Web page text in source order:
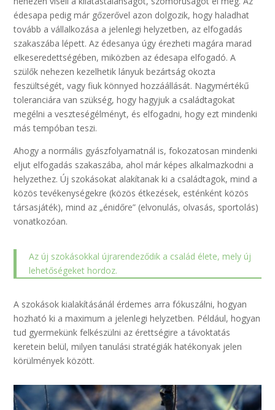
édesapa pedig már gőzerővel azon dolgozik, hogy haladhat
tovább a vállalkozása a jelenlegi helyzetben, az elfogadás
szakaszába lépett. Az édesanya úgy érezheti magára marad
elkeseredettségében, miközben az édesapa elfogadó. A
szülők nehezen kezelhetik lányuk bezártság okozta
feszültségét, vagy fiuk könnyed hozzáállását. Nagymértékű
toleranciára van szükség, hogy hagyjuk a családtagokat
megélni a veszteségélményt, és elfogadni, hogy ezt mindenki
más tempóban teszi.
Ahogy a normális gyászfolyamatnál is, fokozatosan mindenki
eljut elfogadás szakaszába, ahol már képes alkalmazkodni a
helyzethez. Új szokásokat alakítanak ki a családtagok, mind a
közös tevékenységekre (közös étkezések, esténként közös
társasjáték), mind az „énidőre” (elvonulás, olvasás, sportolás)
vonatkozóan.
Az új szokásokkal újrarendeződik a család élete, mely új
lehetőségeket hordoz.
A szokások kialakításánál érdemes arra fókuszálni, hogyan
hozható ki a maximum a jelenlegi helyzetben. Például, hogyan
tud gyermekünk felkészülni az érettségire a távoktatás
keretein belül, milyen tanulási stratégiák hatékonyak jelen
körülmények között.